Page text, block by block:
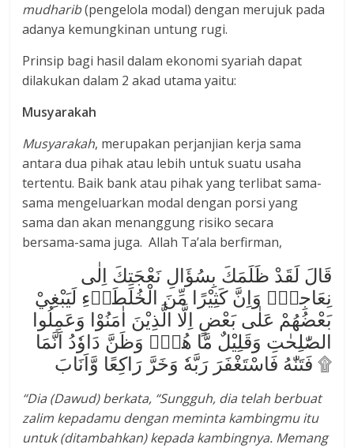
mudharib(pengelola modal) dengan merujuk pada
adanya kemungkinan untung rugi.
Prinsip bagi hasil dalam ekonomi syariah dapat
dilakukan dalam 2 akad utama yaitu:
Musyarakah
Musyarakah, merupakan perjanjian kerja sama
antara dua pihak atau lebih untuk suatu usaha
tertentu. Baik bank atau pihak yang terlibat sama-
sama mengeluarkan modal dengan porsi yang
sama dan akan menanggung risiko secara
bersama-sama juga. Allah Ta’ala berfirman,
قَالَ لَقَدْ ظَلَمَكَ بِسُؤَالِ نَعْجَتِكَ اِلٰى
نِعَاجِهٖۗ وَاِنَّ كَثِيْرًا مِّنَ الْخُلَطَاۤءِ لَيَبْغِيْ
بَعْضُهُمْ عَلٰى بَعْضٍ اِلَّا الَّذِيْنَ اٰمَنُوْا وَعَمِلُوا
الصّٰلِحٰتِ وَقَلِيْلٌ مَّا هُمْۗ وَظَنَّ دَاوٗدُ اَنَّمَا
فَتَنّٰهُ فَاسْتَغْفَرَ رَبَّهٗ وَخَرَّ رَاكِعًا وَّاَنَابَ ۩
“Dia (Dawud) berkata, “Sungguh, dia telah berbuat
zalim kepadamu dengan meminta kambingmu itu
untuk (ditambahkan) kepada kambingnya. Memang